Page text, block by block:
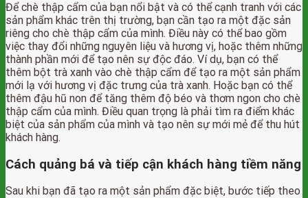
Để chè thập cẩm của bạn nổi bật và có thể cạnh tranh với các
sản phẩm khác trên thị trường, bạn cần tạo ra một đặc sản
riêng cho chè thập cẩm của mình. Điều này có thể bao gồm
việc thay đổi những nguyên liệu và hương vị, hoặc thêm những
thành phần mới để tạo nên sự độc đáo. Ví dụ, bạn có thể
thêm bột trà xanh vào chè thập cẩm để tạo ra một sản phẩm
mới lạ với hương vị đặc trưng của trà xanh. Hoặc bạn có thể
thêm đậu hũ non để tăng thêm độ béo và thơm ngon cho chè
thập cẩm của mình. Điều quan trọng là phải tìm ra điểm khác
biệt của sản phẩm của mình và tạo nên sự mới mẻ để thu hút
khách hàng.
Cách quảng bá và tiếp cận khách hàng tiềm năng
Sau khi bạn đã tạo ra một sản phẩm đặc biệt, bước tiếp theo